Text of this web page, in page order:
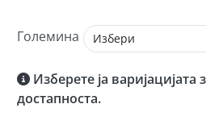
Големина
Изберете ја варијацијата
достапноста.